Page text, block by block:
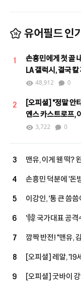
유어필드 인
1
손흥민에게 첫 골
LA 갤럭시, 결국
4위' 로사노 영입 임
48,912 0
2
[오피셜] "정말 안
옌스 카스트로프,
불가피 "당분간 출
3,722 0
3
맨유, 이게 웬 떡?
4
손흥민 덕분에 '돈
5
이강인, '통 큰 씀
대접 한다...西 매
있다" 호평
6
'韓 국가대표 공격
7
깜짝 반전! "맨유,
8
[오피셜] 레알, '19
공격진' 구축
9
[오피셜] 굿바이